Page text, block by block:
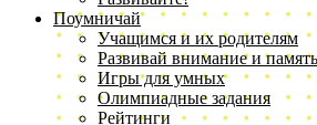
Поумничай
Учащимся и их родителям
Развивай внимание и память
Игры для умных
Олимпиадные задания
Рейтинги